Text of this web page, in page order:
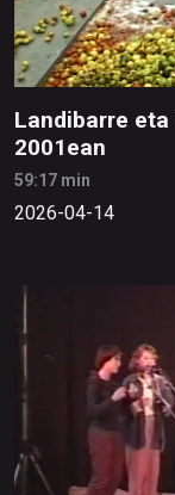
Landibarre
2001ean
59:17 min
2026-04-14